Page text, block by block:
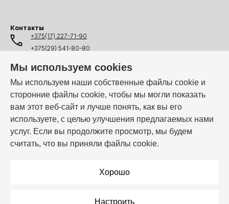
Мы используем cookies
Мы используем наши собственные файлы cookie и
сторонние файлы cookie, чтобы мы могли показать
вам этот веб-сайт и лучше понять, как вы его
используете, с целью улучшения предлагаемых нами
услуг. Если вы продолжите просмотр, мы будем
считать, что вы приняли файлы cookie.
Хорошо
Настроить
Контакты
+375(17) 227-71-90
+375(29) 541-80-80
+375(44) 541-80-80
info@i-ven.by
Мы в мессенджерах:
Режим работы: Пн–Пт: 10:00 – 19:00